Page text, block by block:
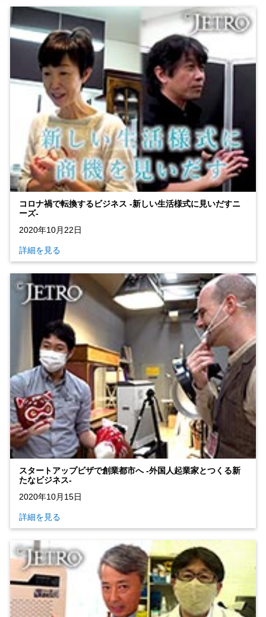
コロナ禍で転換するビジネス ‐新しい生活様式に見いだすニ
ーズ‐
2020年10月22日
詳細を見る
スタートアップビザで創業都市へ ‐外国人起業家とつくる新
たなビジネス‐
2020年10月15日
詳細を見る